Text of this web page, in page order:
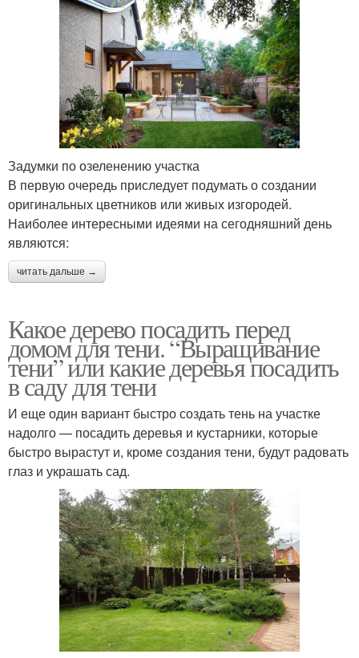
Задумки по озеленению участка
В первую очередь приследует подумать о создании
оригинальных цветников или живых изгородей.
Наиболее интересными идеями на сегодняшний день
являются:
читать дальше →
Какое дерево посадить перед
домом для тени. “Выращивание
тени” или какие деревья посадить
в саду для тени
И еще один вариант быстро создать тень на участке
надолго — посадить деревья и кустарники, которые
быстро вырастут и, кроме создания тени, будут радовать
глаз и украшать сад.